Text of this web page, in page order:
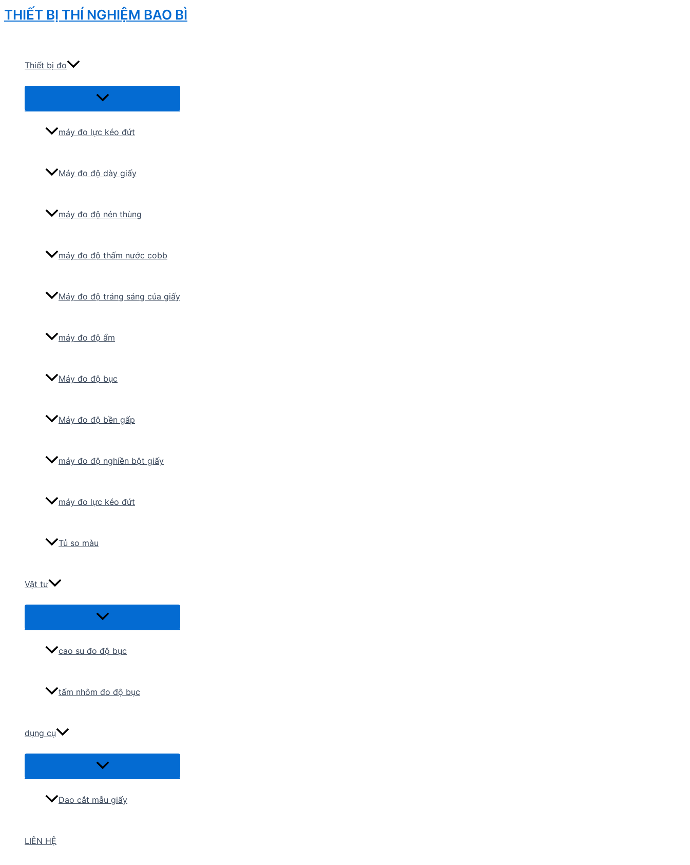
Skip
to
THIẾT BỊ THÍ NGHIỆM BAO BÌ
Thiết bị đo
Menu
máy đo lực kéo đứt
Máy đo độ dày giấy
máy đo độ nén thùng
máy đo độ thấm nước cobb
Máy đo độ tráng sáng của giấy
máy đo độ ẩm
Máy đo độ bục
Máy đo độ bền gấp
máy đo độ nghiền bột giấy
máy đo lực kéo đứt
Tủ so màu
Vật tư
Menu
cao su đo độ bục
tấm nhôm đo độ bục
dụng cụ
Menu
Dao cắt mẫu giấy
LIÊN HỆ